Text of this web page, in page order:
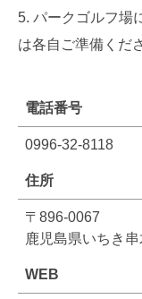
パークゴルフ場
は各自ご準備くだ
電話番号
0996-32-8118
住所
〒896-0067
鹿児島県いちき
WEB